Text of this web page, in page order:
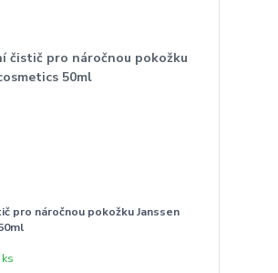
pro náročnou pokožku Janssen